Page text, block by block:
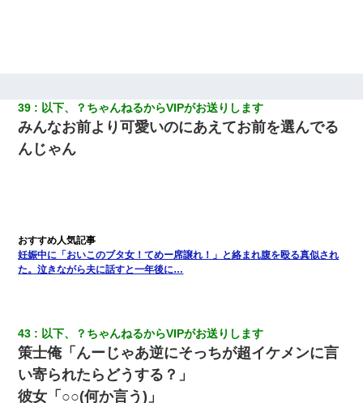
39 以下、？ちゃんねるからVIPがお送りします
みんなお前より可愛いのにあえてお前を選んでる
んじゃん
妊娠中に「おいこのブタ女！てめー席譲れ！」と絡まれ腹を殴る真似され
た。泣きながら夫に話すと一年後に…
43 以下、？ちゃんねるからVIPがお送りします
策士俺「んーじゃあ逆にそっちが超イケメンに言
い寄られたらどうする？」
彼女「○○(何か言う)」